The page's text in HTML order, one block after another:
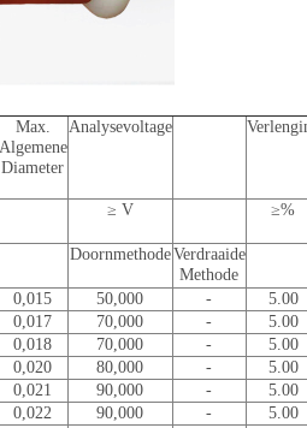
Max.
Algemene
Diameter
Analysevoltage
≥ V ≥%
DoornmethodeVerdraaide
Methode
0,015 50,000 -
5.00
0,017 70,000 -
5.00
0,018 70,000 -
5.00
0,020 80,000 -
5.00
0,021 90,000 -
5.00
0,022 90,000 -
5.00